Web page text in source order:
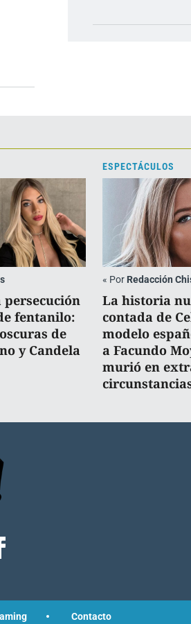
persecución
fentanilo:
de
y Candela
ESPECTÁCULOS
« Por Redacción
La historia
contada de
modelo
a Facundo
murió en
Contacto